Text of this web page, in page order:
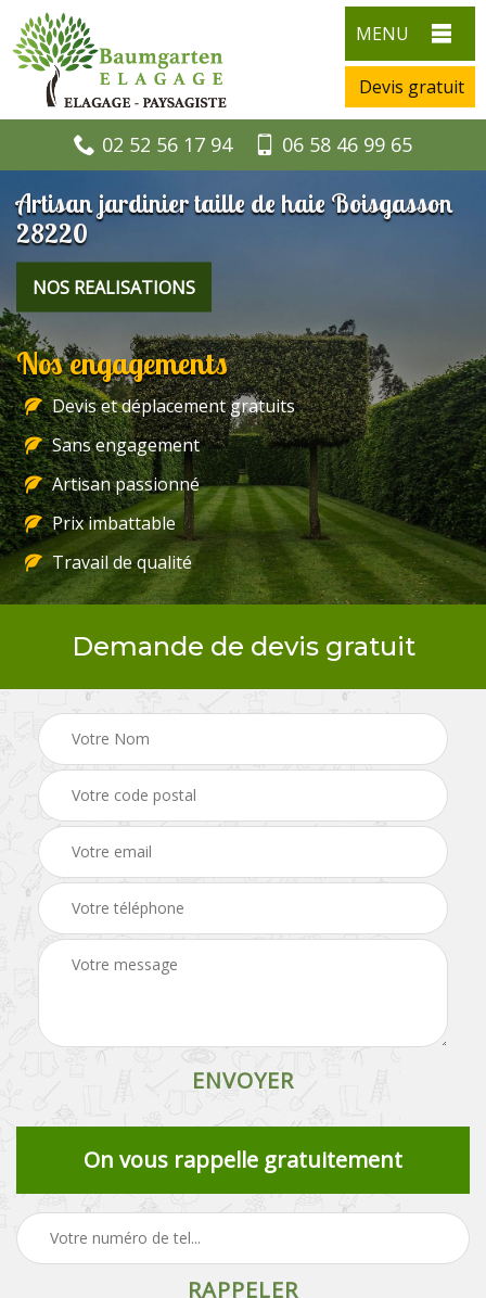
MENU
Devis gratuit
02 52 56 17 94 06 58 46 99 65
Artisan jardinier taille de haie Boisgasson
28220
NOS REALISATIONS
Nos engagements
Devis et déplacement gratuits
Sans engagement
Artisan passionné
Prix imbattable
Travail de qualité
Demande de devis gratuit
On vous rappelle gratuitement